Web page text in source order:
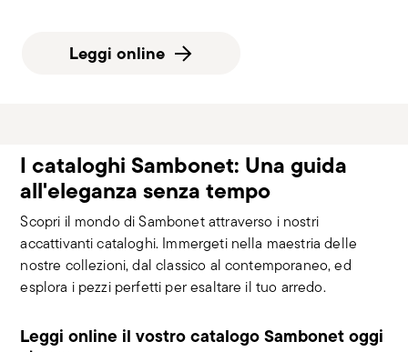
Leggi online
I cataloghi Sambonet: Una guida
all'eleganza senza tempo
Scopri il mondo di Sambonet attraverso i nostri
accattivanti cataloghi. Immergeti nella maestria delle
nostre collezioni, dal classico al contemporaneo, ed
esplora i pezzi perfetti per esaltare il tuo arredo.
Leggi online il vostro catalogo Sambonet oggi